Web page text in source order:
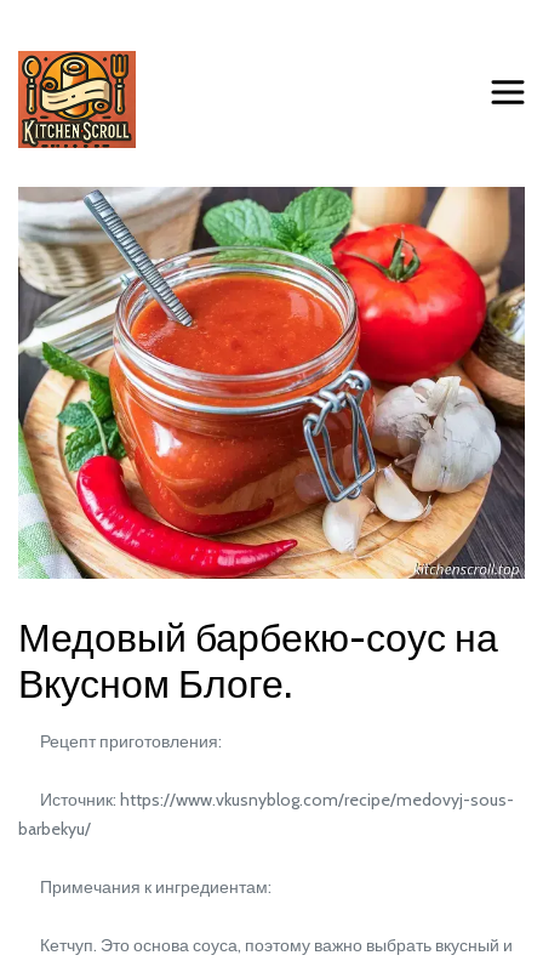
Медовый барбекю-соус на
Вкусном Блоге.
Рецепт приготовления:
Источник: https://www.vkusnyblog.com/recipe/medovyj-sous-
barbekyu/
Примечания к ингредиентам:
Кетчуп. Это основа соуса, поэтому важно выбрать вкусный и